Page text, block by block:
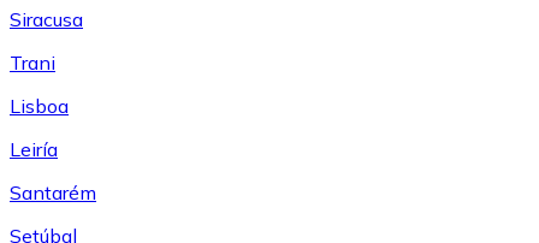
Siracusa
Trani
Lisboa
Leiría
Santarém
Setúbal